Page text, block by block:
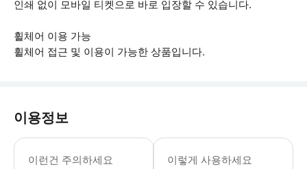
인쇄 없이 모바일 티켓으로 바로 입장할 수 있습니다.
휠체어 이용 가능
휠체어 접근 및 이용이 가능한 상품입니다.
이용정보
이런건 주의하세요
▶ 꼭 알아두세요 * 반려견 동반 불가
이렇게 사용하세요